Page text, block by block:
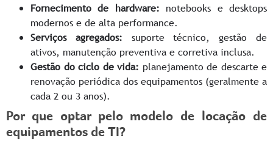
Fornecimento de hardware: notebooks e desktops
modernos e de alta performance.
Serviços agregados: suporte técnico, gestão de
ativos, manutenção preventiva e corretiva inclusa.
Gestão do ciclo de vida: planejamento de descarte e
renovação periódica dos equipamentos (geralmente a
cada 2 ou 3 anos).
Por que optar pelo modelo de locação de
equipamentos de TI?